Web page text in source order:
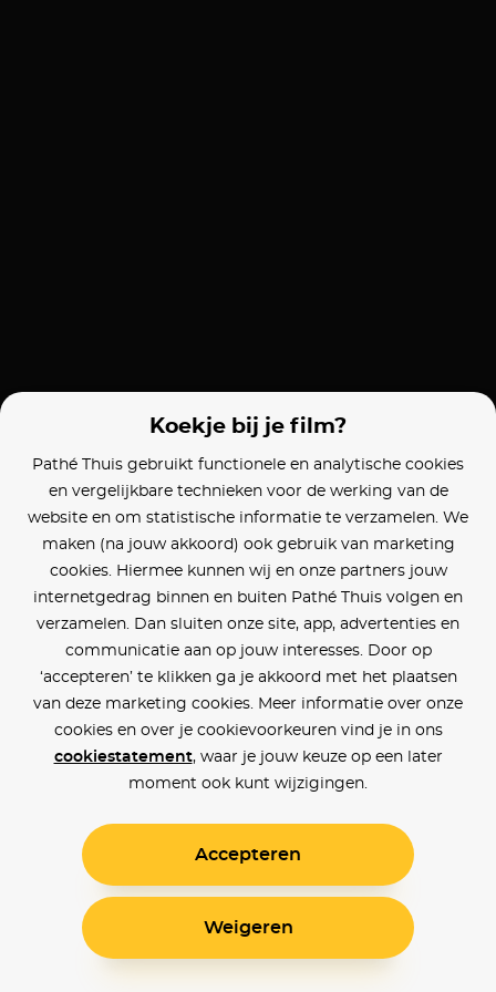
Koekje bij je film?
Pathé Thuis gebruikt functionele en analytische cookies
en vergelijkbare technieken voor de werking van de
website en om statistische informatie te verzamelen. We
maken (na jouw akkoord) ook gebruik van marketing
cookies. Hiermee kunnen wij en onze partners jouw
internetgedrag binnen en buiten Pathé Thuis volgen en
verzamelen. Dan sluiten onze site, app, advertenties en
communicatie aan op jouw interesses. Door op
‘accepteren’ te klikken ga je akkoord met het plaatsen
van deze marketing cookies. Meer informatie over onze
cookies en over je cookievoorkeuren vind je in ons
cookiestatement, waar je jouw keuze op een later
moment ook kunt wijzigingen.
Accepteren
Weigeren